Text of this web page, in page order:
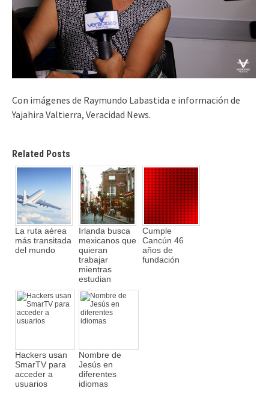
Con imágenes de Raymundo Labastida e información de
Yajahira Valtierra, Veracidad News.
Related Posts
La ruta aérea
más transitada
del mundo
Irlanda busca
mexicanos que
quieran
trabajar
mientras
estudian
Cumple
Cancún 46
años de
fundación
Hackers usan
SmarTV para
acceder a
usuarios
Nombre de
Jesús en
diferentes
idiomas